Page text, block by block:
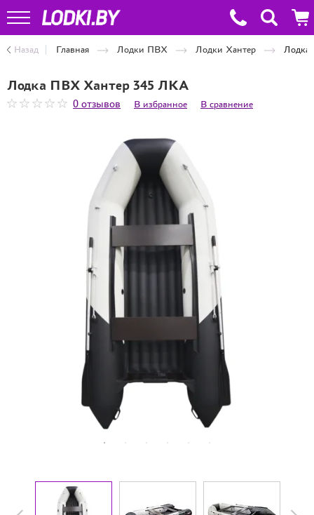
Назад Главная Лодки ПВХ Лодки Хантер
Лодка ПВХ Хантер 345 ЛКА
0 отзывов В избранное В сравнение